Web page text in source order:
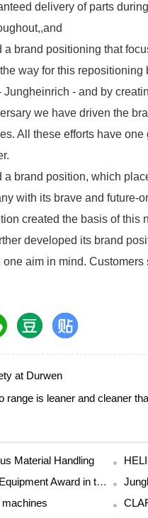
delivery of parts
brand positioning that
way for this
- and by
we have driven the
All these efforts have
brand position, which
with its brave and
created the basis of this
developed its brand
aim in mind.
at Durwen
range is leaner and cleaner
Material Handling
Hangcha Wins CMME Logistics Equipment Award in the Middle East